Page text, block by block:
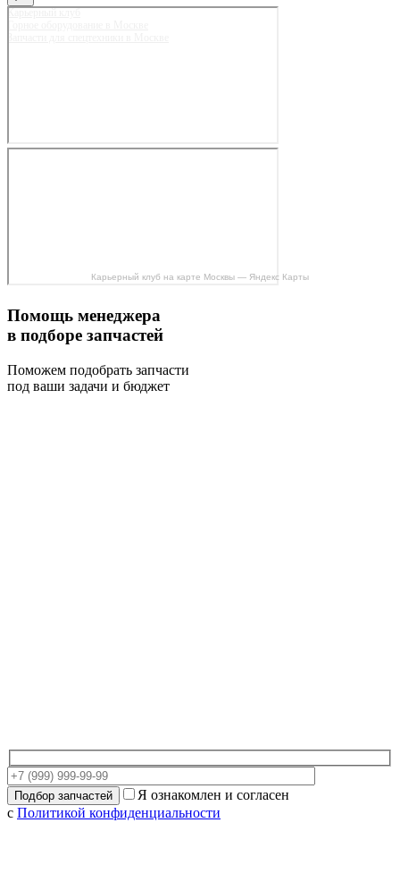
Карьерный клуб на карте Москвы — Яндекс Карты
Помощь менеджера
в подборе запчастей
Поможем подобрать запчасти
под ваши задачи и бюджет
Я ознакомлен и согласен
с Политикой конфиденциальности